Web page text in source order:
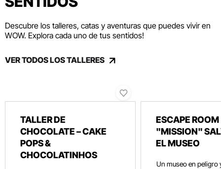
Descubre los talleres, catas y aventuras que puedes vivir en
WOW. Explora cada uno de tus sentidos!
VER TODOS LOS TALLERES
TALLER DE
CHOCOLATE – CAKE
POPS &
CHOCOLATINHOS
ESCAPE ROOM
"MISSION"
EL MUSEO
Un museo en peligro